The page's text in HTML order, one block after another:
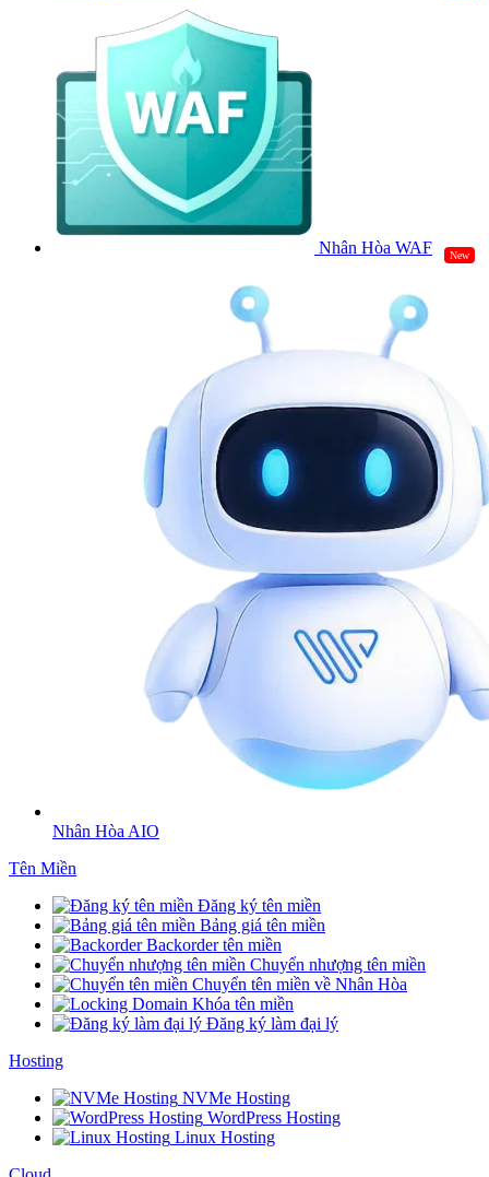
Nhân Hòa WAF New
Nhân Hòa AIO
Tên Miền
Đăng ký tên miền
Bảng giá tên miền
Backorder tên miền
Chuyển nhượng tên miền
Chuyển tên miền về Nhân Hòa
Khóa tên miền
Đăng ký làm đại lý
Hosting
NVMe Hosting
WordPress Hosting
Linux Hosting